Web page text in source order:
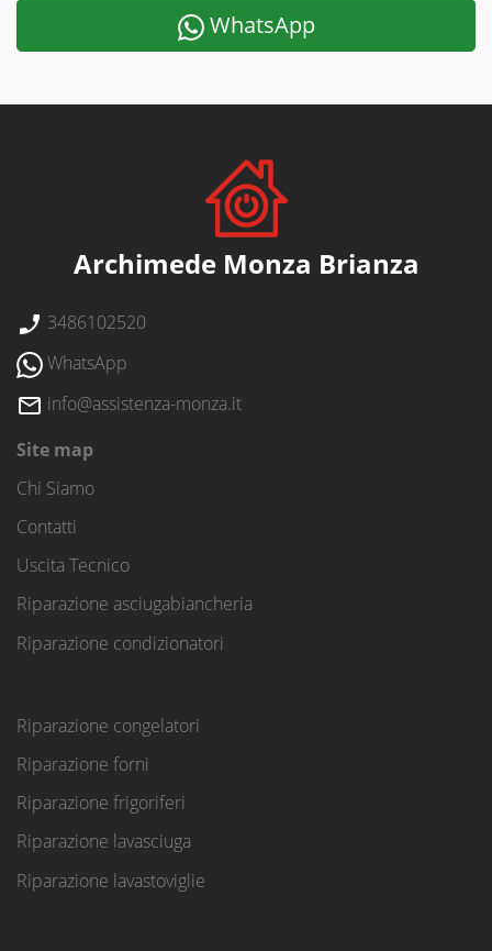
WhatsApp
Archimede Monza Brianza
3486102520
WhatsApp
info@assistenza-monza.it
Site map
Chi Siamo
Contatti
Uscita Tecnico
Riparazione asciugabiancheria
Riparazione condizionatori
Riparazione congelatori
Riparazione forni
Riparazione frigoriferi
Riparazione lavasciuga
Riparazione lavastoviglie